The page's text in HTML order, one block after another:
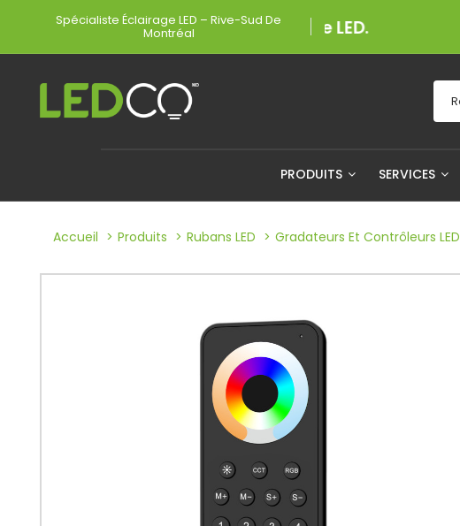
Spécialiste Éclairage LED – Rive-Sud De
Montréal
PRODUITS SERVICES
Accueil Produits Rubans LED Gradateurs Et Contrôleurs LED